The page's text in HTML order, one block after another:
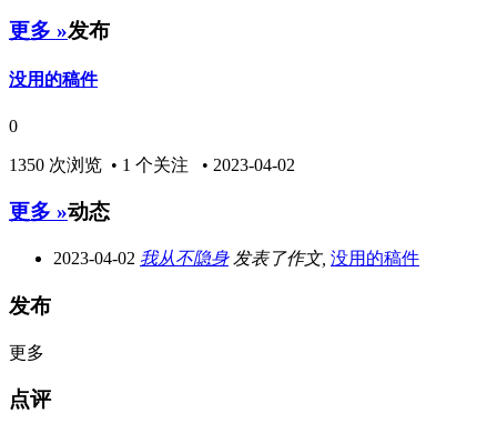
更多 »发布
没用的稿件
0
1350 次浏览 • 1 个关注 • 2023-04-02
更多 »动态
2023-04-02 我从不隐身发表了作文, 没用的稿件
发布
更多
点评